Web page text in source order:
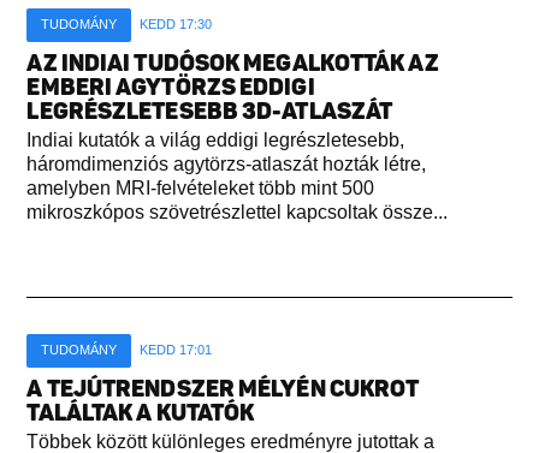
TUDOMÁNY KEDD 17:30
AZ INDIAI TUDÓSOK MEGALKOTTÁK AZ
EMBERI AGYTÖRZS EDDIGI
LEGRÉSZLETESEBB 3D-ATLASZÁT
Indiai kutatók a világ eddigi legrészletesebb,
háromdimenziós agytörzs-atlaszát hozták létre,
amelyben MRI-felvételeket több mint 500
mikroszkópos szövetrészlettel kapcsoltak össze...
TUDOMÁNY KEDD 17:01
A TEJÚTRENDSZER MÉLYÉN CUKROT
TALÁLTAK A KUTATÓK
Többek között különleges eredményre jutottak a